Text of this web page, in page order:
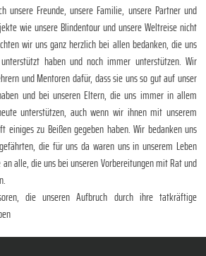
unsere Freunde, unsere Familie, unsere Partner und
wie unsere Blindentour und unsere Weltreise nicht
wir uns ganz herzlich bei allen bedanken, die uns
haben und noch immer unterstützen. Wir
und Mentoren dafür, dass sie uns so gut auf unser
und bei unseren Eltern, die uns immer in allem
unterstützen, auch wenn wir ihnen mit unserem
einiges zu Beißen gegeben haben. Wir bedanken uns
die für uns da waren uns in unserem Leben
alle, die uns bei unseren Vorbereitungen mit Rat und
die unseren Aufbruch durch ihre tatkräftige